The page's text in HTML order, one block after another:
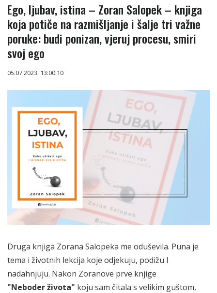
Ego, ljubav, istina – Zoran Salopek – knjiga
koja potiče na razmišljanje i šalje tri važne
poruke: budi ponizan, vjeruj procesu, smiri
svoj ego
05.07.2023. 13:00:10
Druga knjiga Zorana Salopeka me oduševila. Puna je
tema i životnih lekcija koje odjekuju, podižu I
nadahnjuju. Nakon Zoranove prve knjige
"Neboder života" koju sam čitala s velikim guštom,